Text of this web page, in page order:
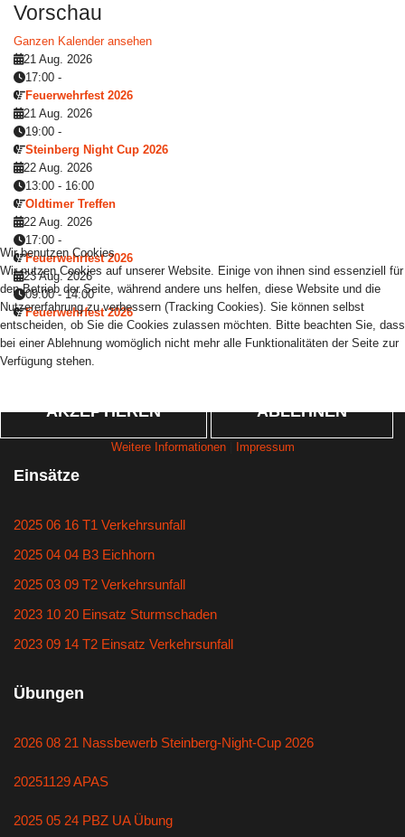
Vorschau
Ganzen Kalender ansehen
21 Aug. 2026
17:00 -
Feuerwehrfest 2026
21 Aug. 2026
19:00 -
Steinberg Night Cup 2026
22 Aug. 2026
13:00 - 16:00
Oldtimer Treffen
22 Aug. 2026
17:00 -
Feuerwehrfest 2026
23 Aug. 2026
09:00-14:00
Feuerwehrfest 2026
Einsätze
2025 06 16 T1 Verkehrsunfall
2025 04 04 B3 Eichhorn
2025 03 09 T2 Verkehrsunfall
2023 10 20 Einsatz Sturmschaden
2023 09 14 T2 Einsatz Verkehrsunfall
Übungen
2026 08 21 Nassbewerb Steinberg-Night-Cup 2026
20251129 APAS
2025 05 24 PBZ UA Übung
Wir benutzen Cookies
Wir nutzen Cookies auf unserer Website. Einige von ihnen sind essenziell für
den Betrieb der Seite, während andere uns helfen, diese Website und die
Nutzererfahrung zu verbessern (Tracking Cookies). Sie können selbst
entscheiden, ob Sie die Cookies zulassen möchten. Bitte beachten Sie, dass
bei einer Ablehnung womöglich nicht mehr alle Funktionalitäten der Seite zur
Verfügung stehen.
AKZEPTIEREN ABLEHNEN
Weitere Informationen| Impressum